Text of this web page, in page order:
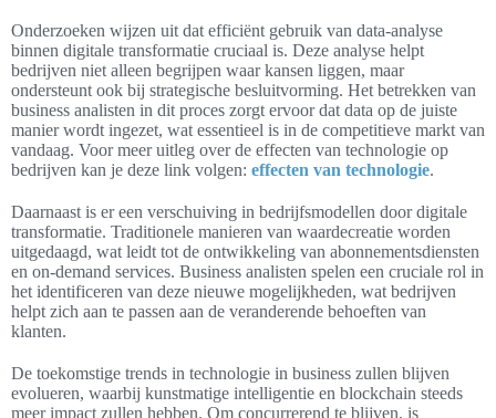
Onderzoeken wijzen uit dat efficiënt gebruik van data-analyse
binnen digitale transformatie cruciaal is. Deze analyse helpt
bedrijven niet alleen begrijpen waar kansen liggen, maar
ondersteunt ook bij strategische besluitvorming. Het betrekken van
business analisten in dit proces zorgt ervoor dat data op de juiste
manier wordt ingezet, wat essentieel is in de competitieve markt van
vandaag. Voor meer uitleg over de effecten van technologie op
bedrijven kan je deze link volgen: effecten van technologie.
Daarnaast is er een verschuiving in bedrijfsmodellen door digitale
transformatie. Traditionele manieren van waardecreatie worden
uitgedaagd, wat leidt tot de ontwikkeling van abonnementsdiensten
en on-demand services. Business analisten spelen een cruciale rol in
het identificeren van deze nieuwe mogelijkheden, wat bedrijven
helpt zich aan te passen aan de veranderende behoeften van
klanten.
De toekomstige trends in technologie in business zullen blijven
evolueren, waarbij kunstmatige intelligentie en blockchain steeds
meer impact zullen hebben. Om concurrerend te blijven, is